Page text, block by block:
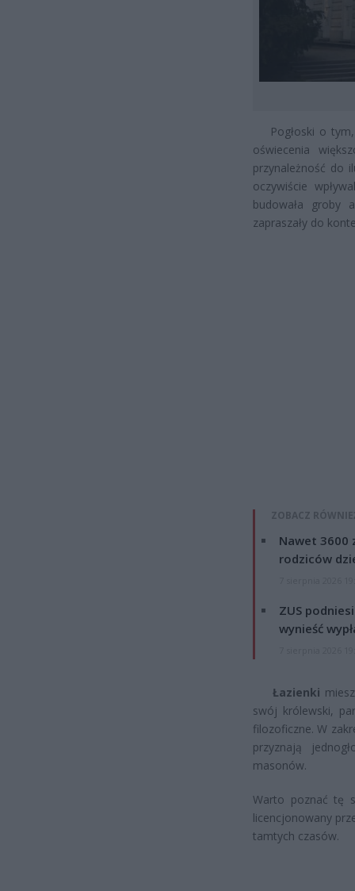
Pogłoski o tym,
oświecenia
przynależność do
oczywiście
budowała groby
zapraszały do
ZOBACZ
Nawet 3600
rodziców
ZUS
wynieść
Łazienki
swój królewski,
filozoficzne. W
przyznają
masonów.
Warto poznać tę
licencjonowany
tamtych czasów.